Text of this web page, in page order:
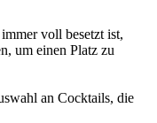
voll besetzt ist,
um einen Platz zu
an Cocktails, die